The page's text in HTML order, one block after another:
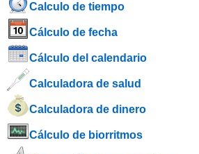
Calculo de tiempo
Cálculo de fecha
Cálculo del calendario
Calculadora de salud
Calculadora de dinero
Cálculo de biorritmos